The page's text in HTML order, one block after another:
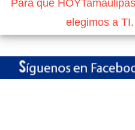
Para que
elegimos a